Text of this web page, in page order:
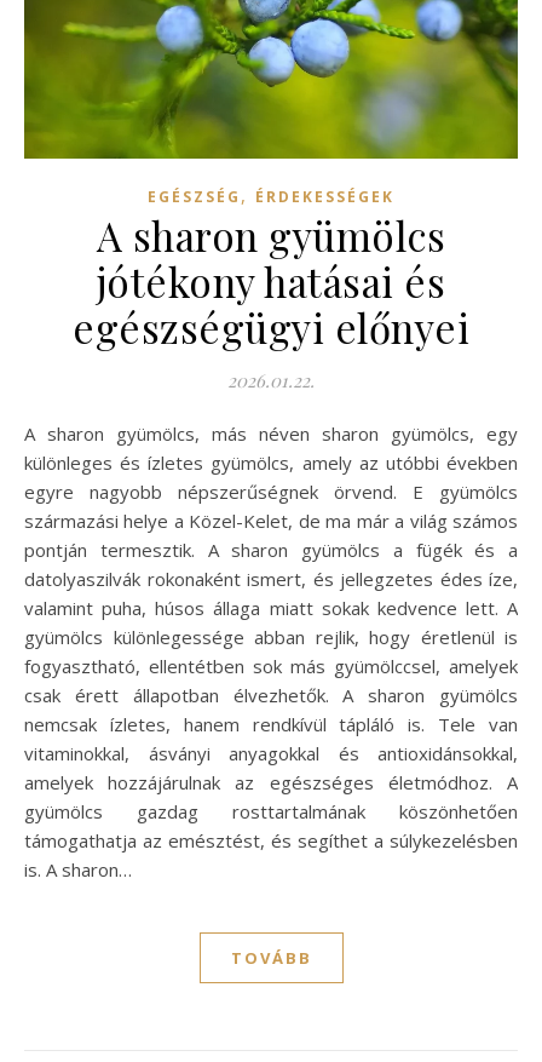
EGÉSZSÉG , ÉRDEKESSÉGEK
A sharon gyümölcs
jótékony hatásai és
egészségügyi előnyei
2026.01.22.
A sharon gyümölcs, más néven sharon gyümölcs, egy
különleges és ízletes gyümölcs, amely az utóbbi években
egyre nagyobb népszerűségnek örvend. E gyümölcs
származási helye a Közel-Kelet, de ma már a világ számos
pontján termesztik. A sharon gyümölcs a fügék és a
datolyaszilvák rokonaként ismert, és jellegzetes édes íze,
valamint puha, húsos állaga miatt sokak kedvence lett. A
gyümölcs különlegessége abban rejlik, hogy éretlenül is
fogyasztható, ellentétben sok más gyümölccsel, amelyek
csak érett állapotban élvezhetők. A sharon gyümölcs
nemcsak ízletes, hanem rendkívül tápláló is. Tele van
vitaminokkal, ásványi anyagokkal és antioxidánsokkal,
amelyek hozzájárulnak az egészséges életmódhoz. A
gyümölcs gazdag rosttartalmának köszönhetően
támogathatja az emésztést, és segíthet a súlykezelésben
is. A sharon…
TOVÁBB